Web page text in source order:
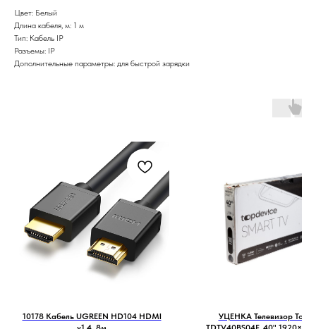
Цвет: Белый
Длина кабеля, м: 1 м
Тип: Кабель IP
Разъемы: IP
Дополнительные параметры: для быстрой зарядки
10178 Кабель UGREEN HD104 HDMI
УЦЕНКА Телевизор